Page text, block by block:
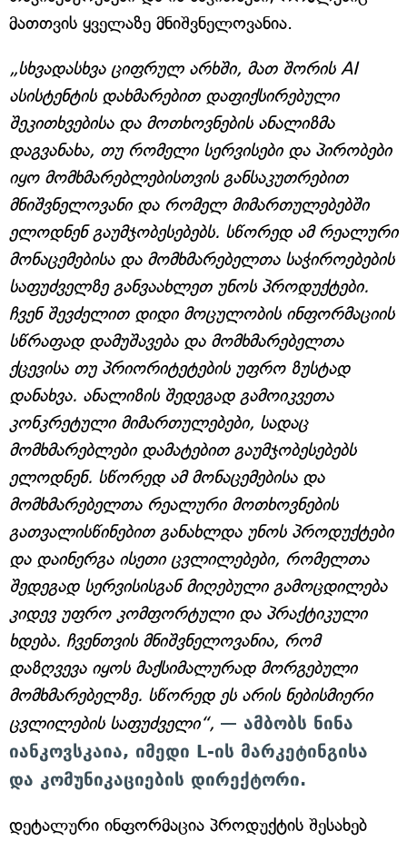
მათთვის ყველაზე მნიშვნელოვანია.
„სხვადასხვა ციფრულ არხში, მათ შორის AI
ასისტენტის დახმარებით დაფიქსირებული
შეკითხვებისა და მოთხოვნების ანალიზმა
დაგვანახა, თუ რომელი სერვისები და პირობები
იყო მომხმარებლებისთვის განსაკუთრებით
მნიშვნელოვანი და რომელ მიმართულებებში
ელოდნენ გაუმჯობესებებს. სწორედ ამ რეალური
მონაცემებისა და მომხმარებელთა საჭიროებების
საფუძველზე განვაახლეთ უნოს პროდუქტები.
ჩვენ შევძელით დიდი მოცულობის ინფორმაციის
სწრაფად დამუშავება და მომხმარებელთა
ქცევისა თუ პრიორიტეტების უფრო ზუსტად
დანახვა. ანალიზის შედეგად გამოიკვეთა
კონკრეტული მიმართულებები, სადაც
მომხმარებლები დამატებით გაუმჯობესებებს
ელოდნენ. სწორედ ამ მონაცემებისა და
მომხმარებელთა რეალური მოთხოვნების
გათვალისწინებით განახლდა უნოს პროდუქტები
და დაინერგა ისეთი ცვლილებები, რომელთა
შედეგად სერვისისგან მიღებული გამოცდილება
კიდევ უფრო კომფორტული და პრაქტიკული
ხდება. ჩვენთვის მნიშვნელოვანია, რომ
დაზღვევა იყოს მაქსიმალურად მორგებული
მომხმარებელზე. სწორედ ეს არის ნებისმიერი
ცვლილების საფუძველი“, — ამბობს ნინა
იანკოვსკაია, იმედი L-ის მარკეტინგისა
და კომუნიკაციების დირექტორი.
დეტალური ინფორმაცია პროდუქტის შესახებ